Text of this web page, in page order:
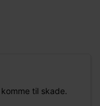
til skade.